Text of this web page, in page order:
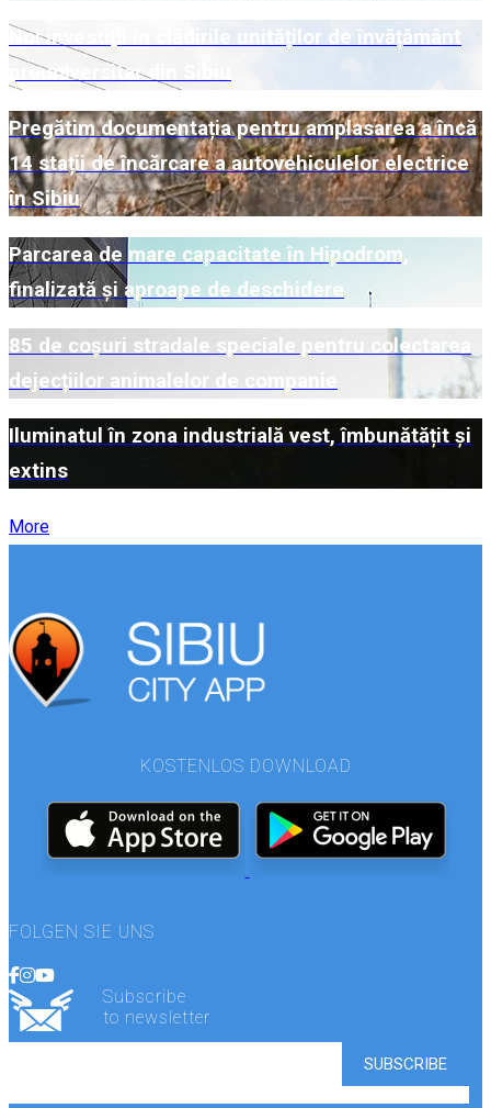
Noi investiții în clădirile unităților de învățământ
preuniversitar din Sibiu
Pregătim documentația pentru amplasarea a încă
14 stații de încărcare a autovehiculelor electrice
în Sibiu
Parcarea de mare capacitate în Hipodrom,
finalizată și aproape de deschidere
85 de coșuri stradale speciale pentru colectarea
dejecțiilor animalelor de companie
Iluminatul în zona industrială vest, îmbunătățit și
extins
More
KOSTENLOS DOWNLOAD
FOLGEN SIE UNS
Subscribe
to newsletter